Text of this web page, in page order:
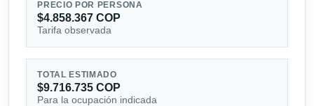
PRECIO POR PERSONA
$4.858.367 COP
Tarifa observada
TOTAL ESTIMADO
$9.716.735 COP
Para la ocupación indicada